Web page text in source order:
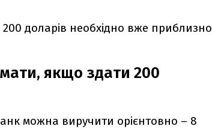
доларів необхідно вже приблизно
якщо здати 200
можна виручити орієнтовно – 8